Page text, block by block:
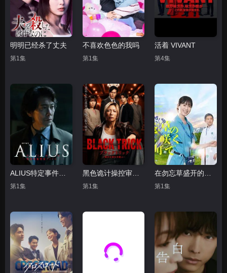
明明已经杀了丈夫
第1集
不喜欢色色的我吗
第1集
活着 VIVANT
第4集
第1集
黑色诡计操控审判的辩护人
第1集 第1集